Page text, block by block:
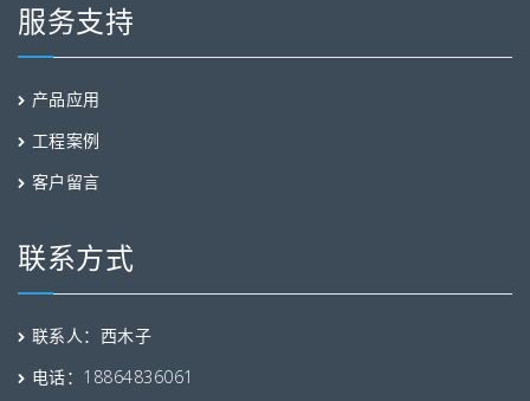
服务支持
产品应用
工程案例
客户留言
联系方式
联系人：西木子
电话：18864836061